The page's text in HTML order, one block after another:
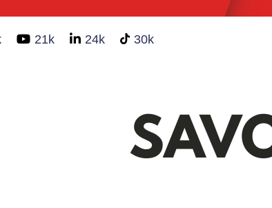
21k 24k 30k